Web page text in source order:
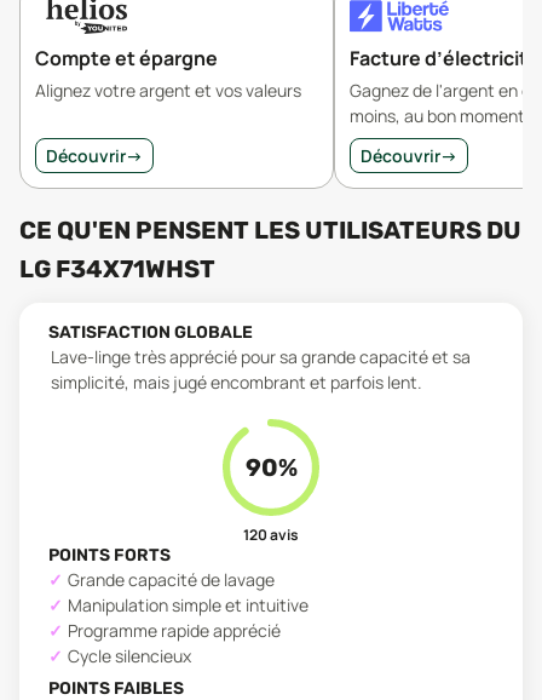
Compte et épargne
Alignez votre argent et vos valeurs
Découvrir→
Facture d’électricité
Gagnez de l'argent en
moins, au bon moment.
Découvrir→
CE QU'EN PENSENT LES UTILISATEURS DU
LG F34X71WHST
SATISFACTION GLOBALE
Lave-linge très apprécié pour sa grande capacité et sa
simplicité, mais jugé encombrant et parfois lent.
90%
120avis
POINTS FORTS
Grande capacité de lavage
Manipulation simple et intuitive
Programme rapide apprécié
Cycle silencieux
POINTS FAIBLES